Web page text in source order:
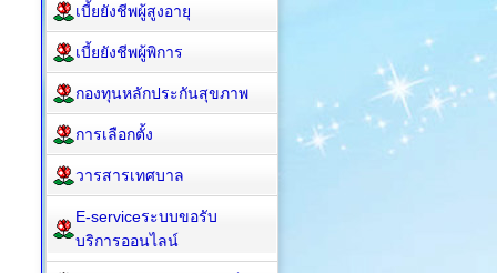
เบี้ยยังชีพผู้สูงอายุ
เบี้ยยังชีพผู้พิการ
กองทุนหลักประกันสุขภาพ
การเลือกตั้ง
วารสารเทศบาล
E-serviceระบบขอรับ
บริการออนไลน์